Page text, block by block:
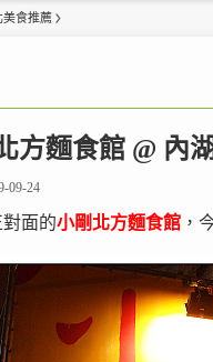
美食推薦
方麵食館 @ 內
09-24
面的小剛北方麵食館 ，